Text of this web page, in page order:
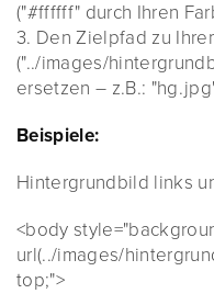
("#ffffff" durch Ihren
3. Den Zielpfad zu
("../images/
ersetzen – z.B.:
Beispiele:
Hintergrundbild links
<body
url(../images/
top;">